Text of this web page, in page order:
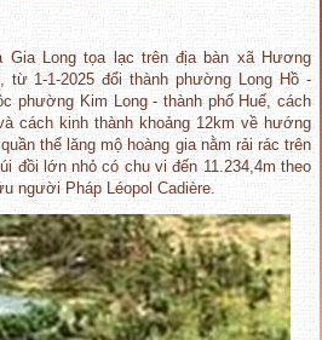
Gia Long tọa lạc trên địa bàn xã Hương
từ 1-1-2025 đổi thành phường Long Hồ -
phường Kim Long - thành phố Huế, cách
cách kinh thành khoảng 12km về hướng
thể lăng mộ hoàng gia nằm rải rác trên
đồi lớn nhỏ có chu vi đến 11.234,4m theo
người Pháp Léopol Cadière.